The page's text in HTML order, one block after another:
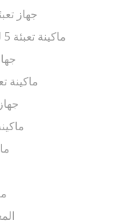
جهاز تعبئة
ماكينة تعبئة 5 لترات/10 لترات/5 جالون
جهاز
ماكينة تعبئة
جهاز
ماكينة
ماكينة
معالجة
المعالجة